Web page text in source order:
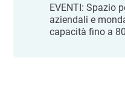
EVENTI: Spazio
aziendali e
capacità fino a